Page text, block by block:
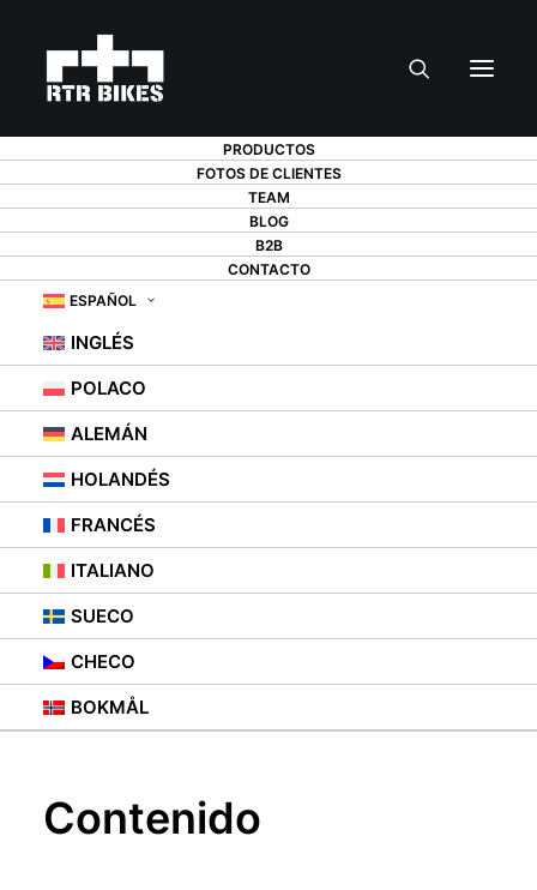
PRODUCTOS
FOTOS DE CLIENTES
TEAM
BLOG
B2B
CONTACTO
ESPAÑOL
INGLÉS
POLACO
ALEMÁN
HOLANDÉS
FRANCÉS
ITALIANO
SUECO
CHECO
BOKMÅL
GUARDA
BICICLETAS: ¿EN EL
SÓTANO, EL HUECO
DE LA ESCALERA O
QUIZÁ EN EL
BALCÓN?
27 DE MARZO DE 2021
Contenido